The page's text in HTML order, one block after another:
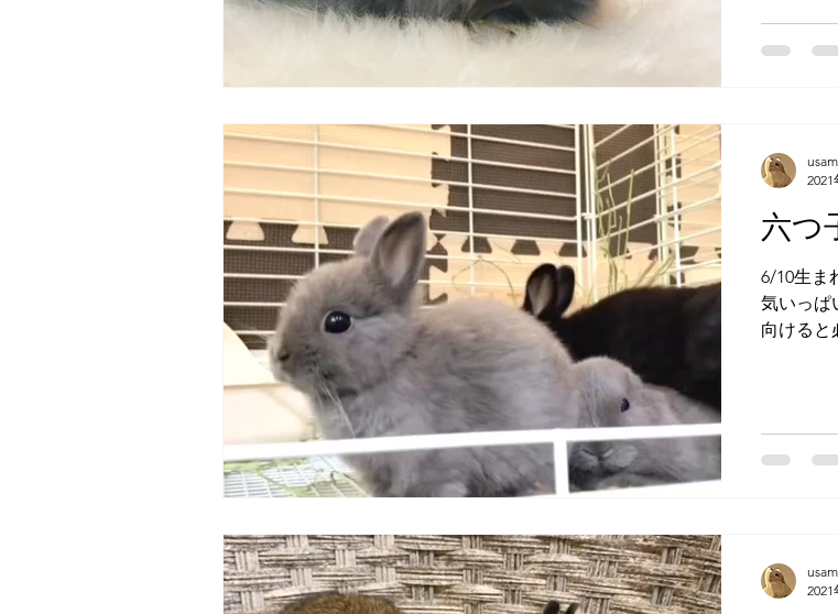
ね🥺✨...
六つ
6/10生ま
気いっぱ
向けると
2021
2021